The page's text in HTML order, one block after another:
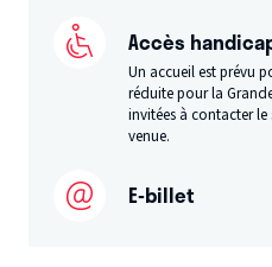
Accès
Un accueil est prévu
réduite pour la
invitées à contacter
venue.
E-billet